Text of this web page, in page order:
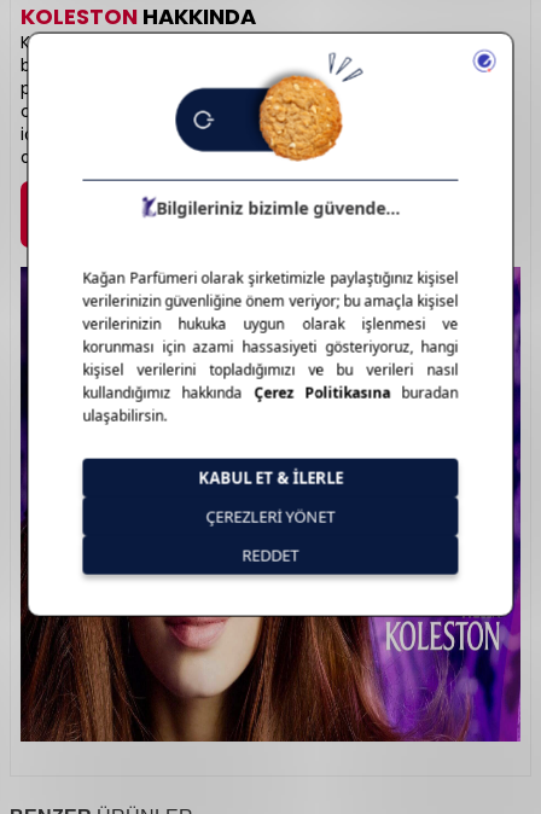
KOLESTON HAKKINDA
Koleston, yoğun ve kalıcı renkleriyle evde profesyonel saç
boyama deneyimi sunar. Beyaz kapamada yüksek
performansa sahip, bakım etkili formüller içerir. Parlak ve
canlı renk tonlarıyla dikkat çeker. Saç telini güçlendiren
içerikleri sayesinde yıpranmayı azaltır. Güçlü renklerin
adresi: Koleston.
Marka Detayı